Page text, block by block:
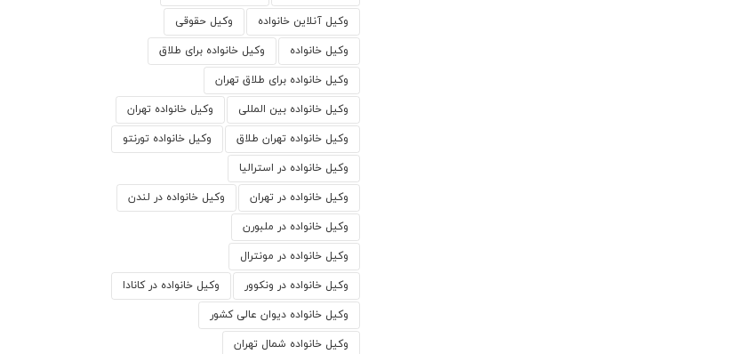
وکیل آنلاین خانواده وکیل حقوقی
وکیل خانواده وکیل خانواده برای طلاق
وکیل خانواده برای طلاق تهران
وکیل خانواده بین المللی وکیل خانواده تهران
وکیل خانواده تهران طلاق وکیل خانواده تورنتو
وکیل خانواده در استرالیا
وکیل خانواده در تهران وکیل خانواده در لندن
وکیل خانواده در ملبورن
وکیل خانواده در مونترال
وکیل خانواده در ونکوور وکیل خانواده در کانادا
وکیل خانواده دیوان عالی کشور
وکیل خانواده شمال تهران